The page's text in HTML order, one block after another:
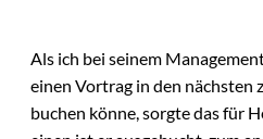
Als ich bei seinem
einen Vortrag in den nächsten
buchen könne, sorgte das für